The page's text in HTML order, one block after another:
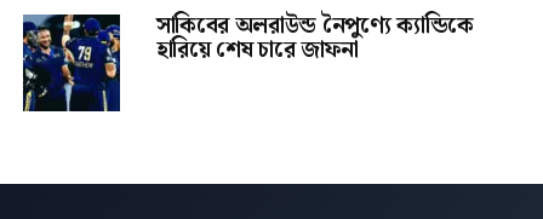
সাকিবের অলরাউন্ড নৈপুণ্যে ক্যান্ডিকে
হারিয়ে শেষ চারে জাফনা